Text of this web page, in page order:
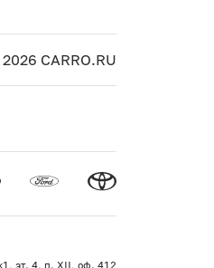
CARRO.RU
эт. 4, п. XII, оф. 412